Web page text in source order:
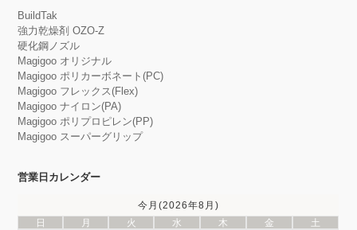
BuildTak
強力乾燥剤 OZO-Z
硬化鋼ノズル
Magigoo オリジナル
Magigoo ポリカーボネート(PC)
Magigoo フレックス(Flex)
Magigoo ナイロン(PA)
Magigoo ポリプロピレン(PP)
Magigoo スーパーグリップ
営業日カレンダー
今月(2026年8月)
日
月 火 水 木 金
土